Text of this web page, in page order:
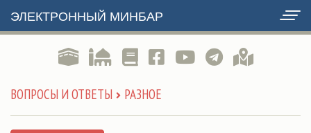
ЭЛЕКТРОННЫЙ МИНБАР
ВОПРОСЫ И ОТВЕТЫ РАЗНОЕ